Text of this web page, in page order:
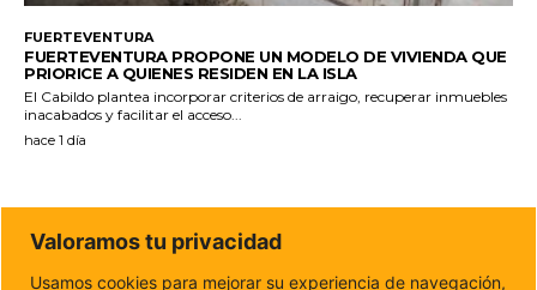
FUERTEVENTURA
FUERTEVENTURA PROPONE UN MODELO DE VIVIENDA QUE
PRIORICE A QUIENES RESIDEN EN LA ISLA
El Cabildo plantea incorporar criterios de arraigo, recuperar inmuebles
inacabados y facilitar el acceso...
hace 1 día